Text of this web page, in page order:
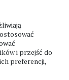
i przejść do
preferencji,